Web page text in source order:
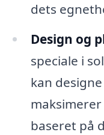
dets
Design og
speciale i
kan
baseret på